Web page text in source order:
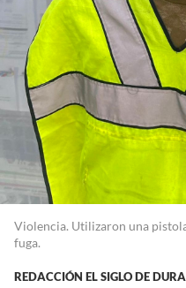
Violencia. Utilizaron una
fuga.
REDACCIÓN EL SIGLO DE